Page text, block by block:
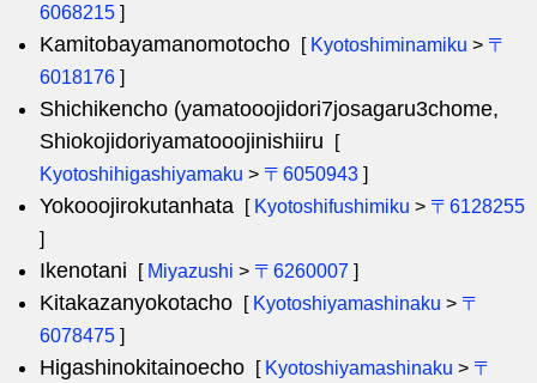
6068215 ]
Kamitobayamanomotocho [ Kyotoshiminamiku > 〒
6018176 ]
Shichikencho (yamatooojidori7josagaru3chome,
Shiokojidoriyamatooojinishiiru
[
Kyotoshihigashiyamaku > 〒6050943 ]
Yokooojirokutanhata [ Kyotoshifushimiku > 〒6128255
]
Ikenotani [ Miyazushi > 〒6260007 ]
Kitakazanyokotacho [ Kyotoshiyamashinaku > 〒
6078475 ]
Higashinokitainoecho [ Kyotoshiyamashinaku > 〒